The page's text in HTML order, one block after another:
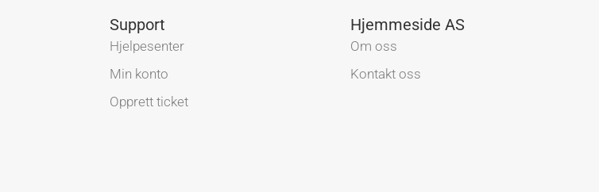
Support
Hjelpesenter
Min konto
Opprett ticket
Hjemmeside AS
Om oss
Kontakt oss